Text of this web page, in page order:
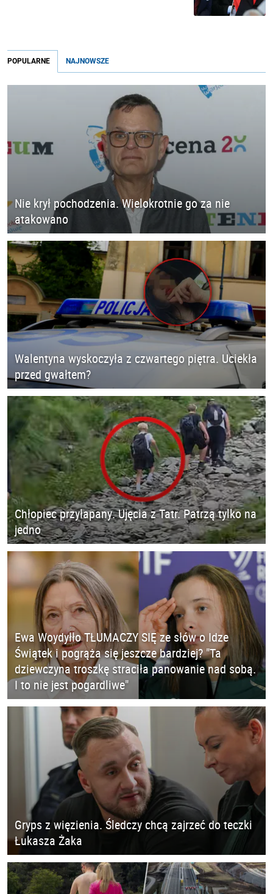
POPULARNE NAJNOWSZE
Nie krył pochodzenia. Wielokrotnie go za nie
atakowano
Walentyna wyskoczyła z czwartego piętra. Uciekła
przed gwałtem?
Chłopiec przyłapany. Ujęcia z Tatr. Patrzą tylko na
jedno
Ewa Woydyłło TŁUMACZY SIĘ ze słów o Idze
Świątek i pogrąża się jeszcze bardziej? "Ta
dziewczyna troszkę straciła panowanie nad sobą.
I to nie jest pogardliwe"
Gryps z więzienia. Śledczy chcą zajrzeć do teczki
Łukasza Żaka